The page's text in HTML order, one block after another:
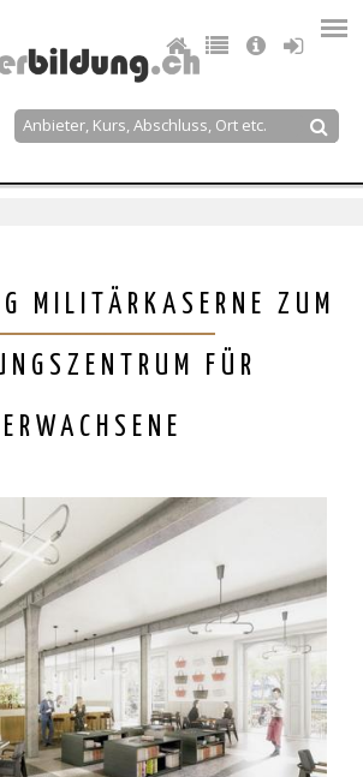
Suche
MILITÄRKASERNE ZUM
FÜR
ERWACHSENE